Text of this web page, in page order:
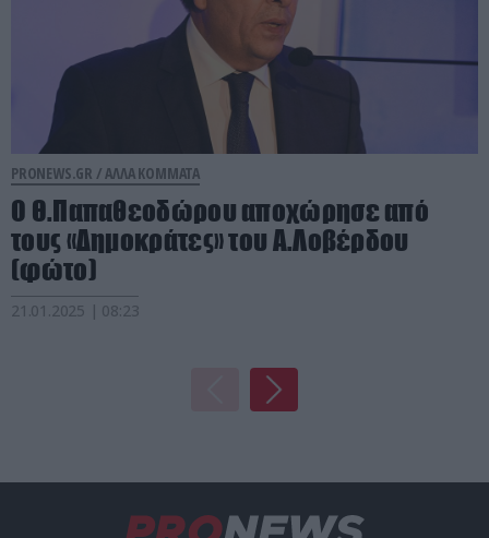
PRONEWS.GR /ΑΛΛΑ ΚΟΜΜΑΤΑ
Ο Θ.Παπαθεοδώρου αποχώρησε από
τους «Δημοκράτες» του Α.Λοβέρδου
(φώτο)
21.01.2025 | 08:23